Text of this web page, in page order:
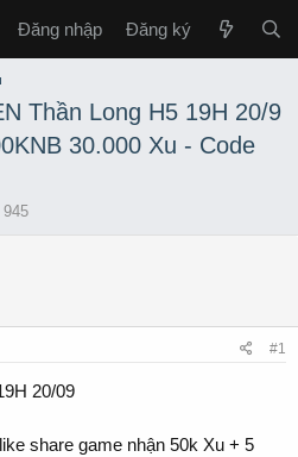
Đăng nhập Đăng ký
Thần Long H5 19H 20/9
30.000 Xu - Code
L
945
#1
20/09
share game nhận 50k Xu + 5